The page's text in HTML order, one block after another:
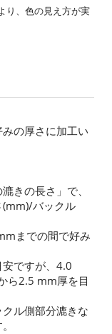
り、色の見え方が実
の厚さに加工い
きの長さ」で、
(mm)/バックル
までの間で好み
ですが、4.0
ら2.5 mm厚を目
ル側部分漉きな